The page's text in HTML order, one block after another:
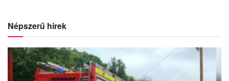
Népszerű hírek